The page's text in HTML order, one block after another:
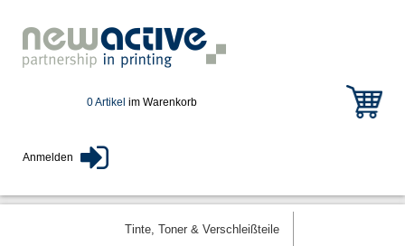
0 Artikel im Warenkorb
Anmelden
Tinte, Toner & Verschleißteile